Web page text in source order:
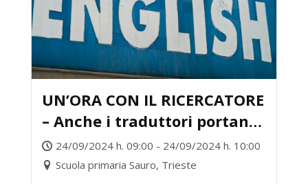
UN’ORA CON IL RICERCATORE
– Anche i traduttori portano
il mantello dell’invisibilità
24/09/2024 h. 09:00 - 24/09/2024 h. 10:00
Scuola primaria Sauro, Trieste